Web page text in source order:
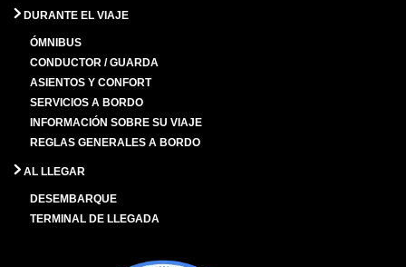
DURANTE EL VIAJE
ÓMNIBUS
CONDUCTOR / GUARDA
ASIENTOS Y CONFORT
SERVICIOS A BORDO
INFORMACIÓN SOBRE SU VIAJE
REGLAS GENERALES A BORDO
AL LLEGAR
DESEMBARQUE
TERMINAL DE LLEGADA